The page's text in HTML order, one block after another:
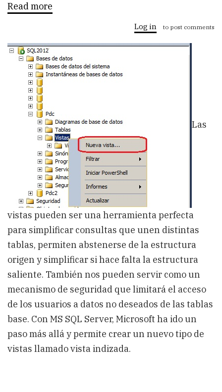
Read more
indizadas
el
porqué
de
de
dwh
Log in to post comments
Las
vistas pueden ser una herramienta perfecta
para simplificar consultas que unen distintas
tablas, permiten abstenerse de la estructura
origen y simplificar si hace falta la estructura
saliente. También nos pueden servir como un
mecanismo de seguridad que limitará el acceso
de los usuarios a datos no deseados de las tablas
base. Con MS SQL Server, Microsoft ha ido un
paso más allá y permite crear un nuevo tipo de
vistas llamado vista indizada.